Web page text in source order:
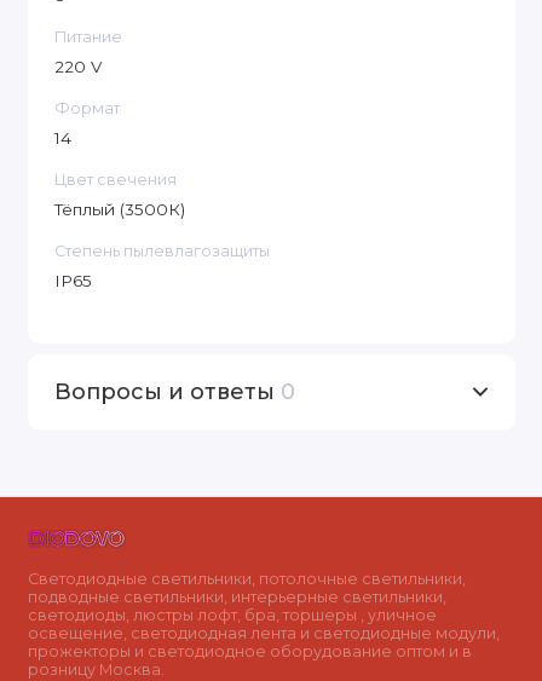
Питание
220 V
Формат
14
Цвет свечения
Тёплый (3500К)
Степень пылевлагозащиты
IP65
Вопросы и ответы 0
Светодиодные светильники, потолочные светильники,
подводные светильники, интерьерные светильники,
светодиоды, люстры лофт, бра, торшеры , уличное
освещение, светодиодная лента и светодиодные модули,
прожекторы и светодиодное оборудование оптом и в
розницу Москва.